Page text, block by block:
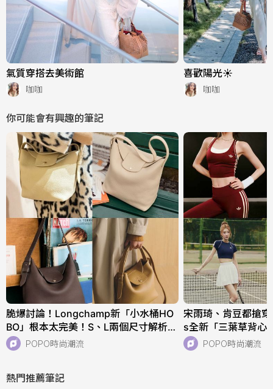
氣質穿搭去美術館
咖咖
喜歡陽光☀️
咖咖
你可能會有興趣的筆記
脆爆討論！Longchamp新「小水桶HO
BO」根本太完美！S、L兩個尺寸解析！
快衝店上試揹！
POPO時尚潮流
宋雨琦、肯豆都搶
s全新「三葉草背心
天穿！直接當日常
POPO時尚潮流
熱門推薦筆記